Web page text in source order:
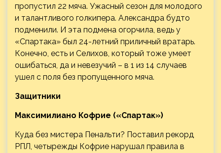
пропустил 22 мяча. Ужасный сезон для молодого
и талантливого голкипера. Александра будто
подменили. И эта подмена огорчила, ведь у
«Спартака» был 24-летний приличный вратарь.
Конечно, есть и Селихов, который тоже умеет
ошибаться, да и невезучий – в 1 из 14 случаев
ушел с поля без пропущенного мяча.
Защитники
Максимилиано Кофрие («Спартак»)
Куда без мистера Пенальти? Поставил рекорд
РПЛ, четырежды Кофрие нарушал правила в